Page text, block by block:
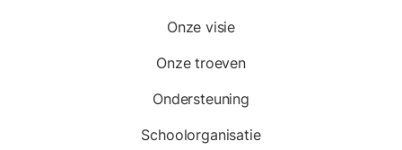
Onze visie
Onze troeven
Ondersteuning
Schoolorganisatie